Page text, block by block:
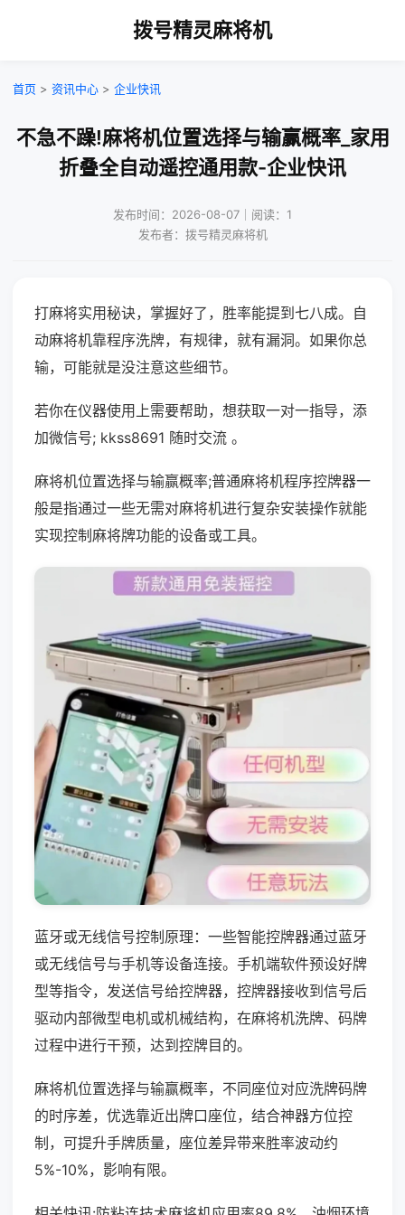
拨号精灵麻将机
首页 > 资讯中心 > 企业快讯
不急不躁!麻将机位置选择与输赢概率_家用
折叠全自动遥控通用款-企业快讯
发布时间：2026-08-07｜阅读：1
发布者：拨号精灵麻将机
打麻将实用秘诀，掌握好了，胜率能提到七八成。自
动麻将机靠程序洗牌，有规律，就有漏洞。如果你总
输，可能就是没注意这些细节。
若你在仪器使用上需要帮助，想获取一对一指导，添
加微信号; kkss8691 随时交流 。
麻将机位置选择与输赢概率;普通麻将机程序控牌器一
般是指通过一些无需对麻将机进行复杂安装操作就能
实现控制麻将牌功能的设备或工具。
蓝牙或无线信号控制原理：一些智能控牌器通过蓝牙
或无线信号与手机等设备连接。手机端软件预设好牌
型等指令，发送信号给控牌器，控牌器接收到信号后
驱动内部微型电机或机械结构，在麻将机洗牌、码牌
过程中进行干预，达到控牌目的。
麻将机位置选择与输赢概率，不同座位对应洗牌码牌
的时序差，优选靠近出牌口座位，结合神器方位控
制，可提升手牌质量，座位差异带来胜率波动约
5%-10%，影响有限。